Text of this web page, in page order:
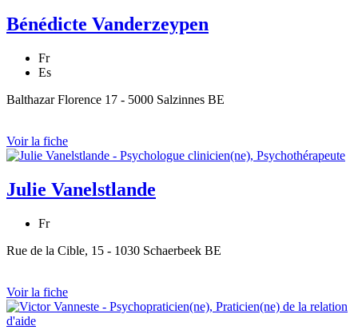
Bénédicte Vanderzeypen
Fr
Es
Balthazar Florence 17 - 5000 Salzinnes BE
Voir la fiche
Julie Vanelstlande
Fr
Rue de la Cible, 15 - 1030 Schaerbeek BE
Voir la fiche